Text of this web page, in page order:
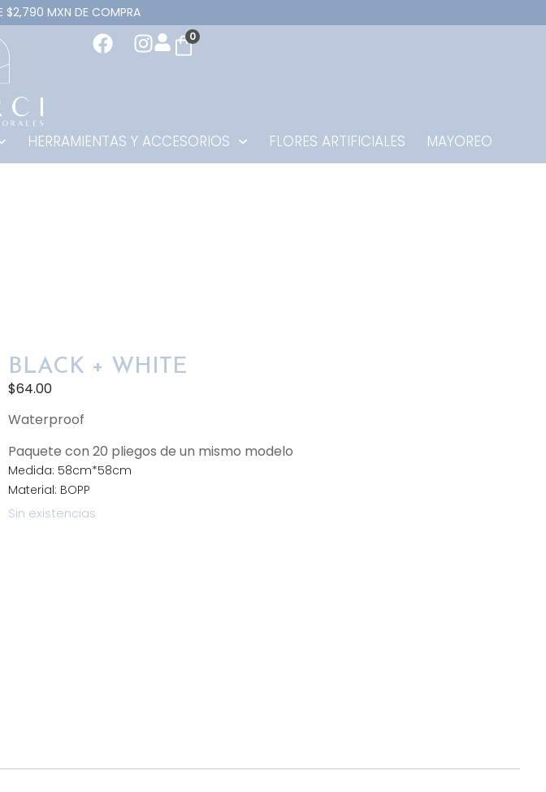
$2,790 MXN DE COMPRA
0
HERRAMIENTAS Y ACCESORIOS FLORES ARTIFICIALES MAYOREO
BLACK + WHITE
$64.00
Waterproof
Paquete con 20 pliegos de un mismo modelo
Medida: 58cm*58cm
Material: BOPP
Sin existencias